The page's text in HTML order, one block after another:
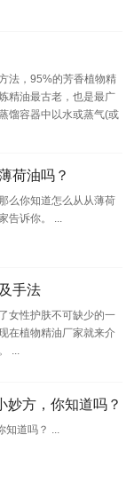
法，95%的芳香植物精
精油最古老，也是最广
馏容器中以水或蒸气(或
荷油吗？
么你知道怎么从从薄荷
告诉你。 ...
手法
女性护肤不可缺少的一
在植物精油厂家就来介
...
妙方，你知道吗？
道吗？ ...